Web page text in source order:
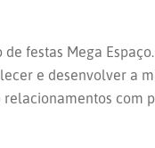
festas Mega
e desenvolver a
com